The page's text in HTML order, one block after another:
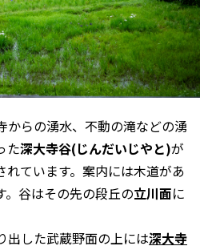
からの湧水、不動の滝などの湧
た深大寺谷(じんだいじやと)が
れています。案内には木道があ
。谷はその先の段丘の立川面に
出した武蔵野面の上には深大寺